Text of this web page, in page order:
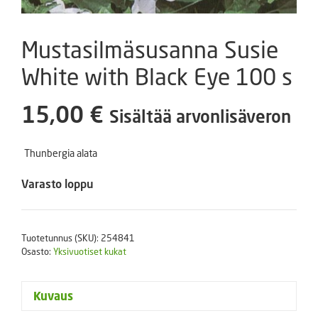
Mustasilmäsusanna Susie
White with Black Eye 100 s
15,00 € Sisältää arvonlisäveron
Thunbergia alata
Varasto loppu
Tuotetunnus (SKU): 254841
Osasto: Yksivuotiset kukat
Kuvaus